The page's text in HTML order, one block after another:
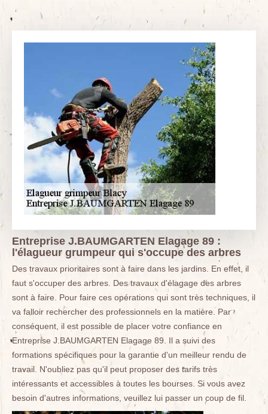
Entreprise J.BAUMGARTEN Elagage 89 :
l'élagueur grumpeur qui s'occupe des arbres
Des travaux prioritaires sont à faire dans les jardins. En effet, il
faut s'occuper des arbres. Des travaux d'élagage des arbres
sont à faire. Pour faire ces opérations qui sont très techniques, il
va falloir rechercher des professionnels en la matière. Par
conséquent, il est possible de placer votre confiance en
Entreprise J.BAUMGARTEN Elagage 89. Il a suivi des
formations spécifiques pour la garantie d'un meilleur rendu de
travail. N'oubliez pas qu'il peut proposer des tarifs très
intéressants et accessibles à toutes les bourses. Si vous avez
besoin d'autres informations, veuillez lui passer un coup de fil.